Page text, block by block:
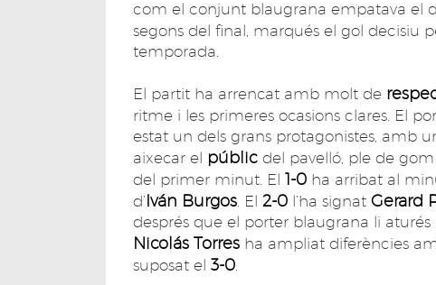
com el conjunt blaugrana empatava el
segons del final, marqués el gol decisiu
temporada.
El partit ha arrencat amb molt de
ritme i les primeres ocasions clares. El
estat un dels grans protagonistes, amb
aixecar el públic del pavelló, ple de
del primer minut. El 1-0 ha arribat al
d’Iván Burgos . El 2-0 l’ha signat Gerard
després que el porter blaugrana li
Nicolás Torres ha ampliat diferències
suposat el 3-0